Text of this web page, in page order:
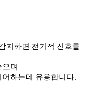
지하면 전기적 신호를
며
하는데 유용합니다.